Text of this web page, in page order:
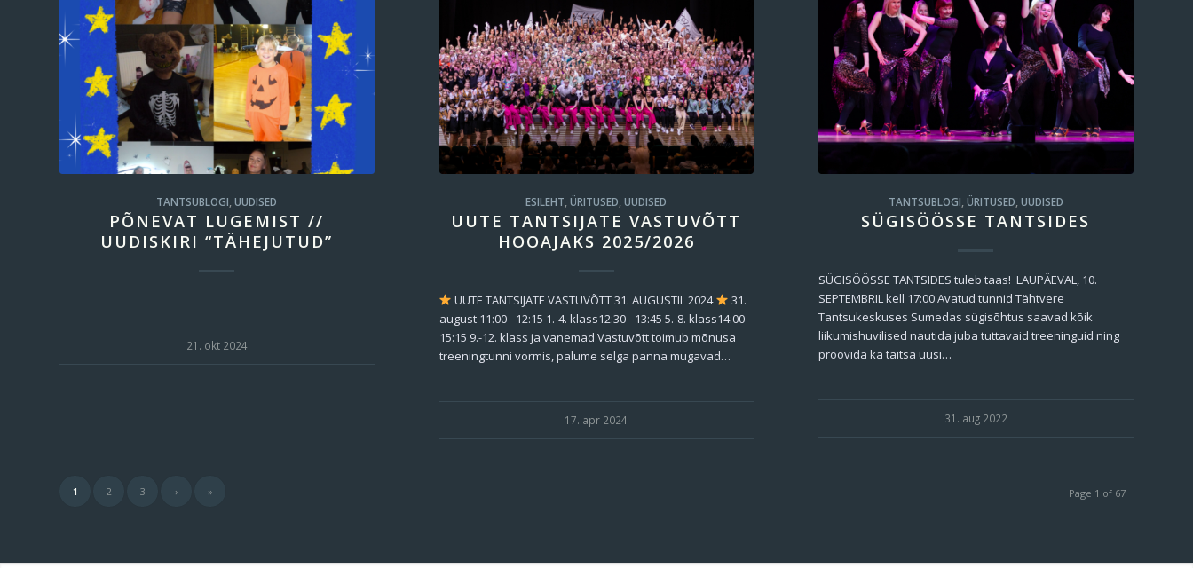
TANTSUBLOGI ,UUDISED
PÕNEVAT LUGEMIST //
UUDISKIRI “TÄHEJUTUD”
21. okt 2024
ESILEHT ,ÜRITUSED ,UUDISED
UUTE TANTSIJATE VASTUVÕTT
HOOAJAKS 2025/2026
UUTE TANTSIJATE VASTUVÕTT 31. AUGUSTIL 2024
31.
august 11:00 - 12:15 1.-4. klass12:30 - 13:45 5.-8. klass14:00 -
15:15 9.-12. klass ja vanemad Vastuvõtt toimub mõnusa
treeningtunni vormis, palume selga panna mugavad…
17. apr 2024
TANTSUBLOGI ÜRITUSED UUDISED
SÜGISÖÖSSE TANTSIDES
SÜGISÖÖSSE TANTSIDES tuleb taas! LAUPÄEVAL, 10.
SEPTEMBRIL kell 17:00 Avatud tunnid Tähtvere
Tantsukeskuses Sumedas sügisõhtus saavad kõik
liikumishuvilised nautida juba tuttavaid treeninguid ning
proovida ka täitsa uusi…
31. aug 2022
Page 1 of 67
1 2 3 › »